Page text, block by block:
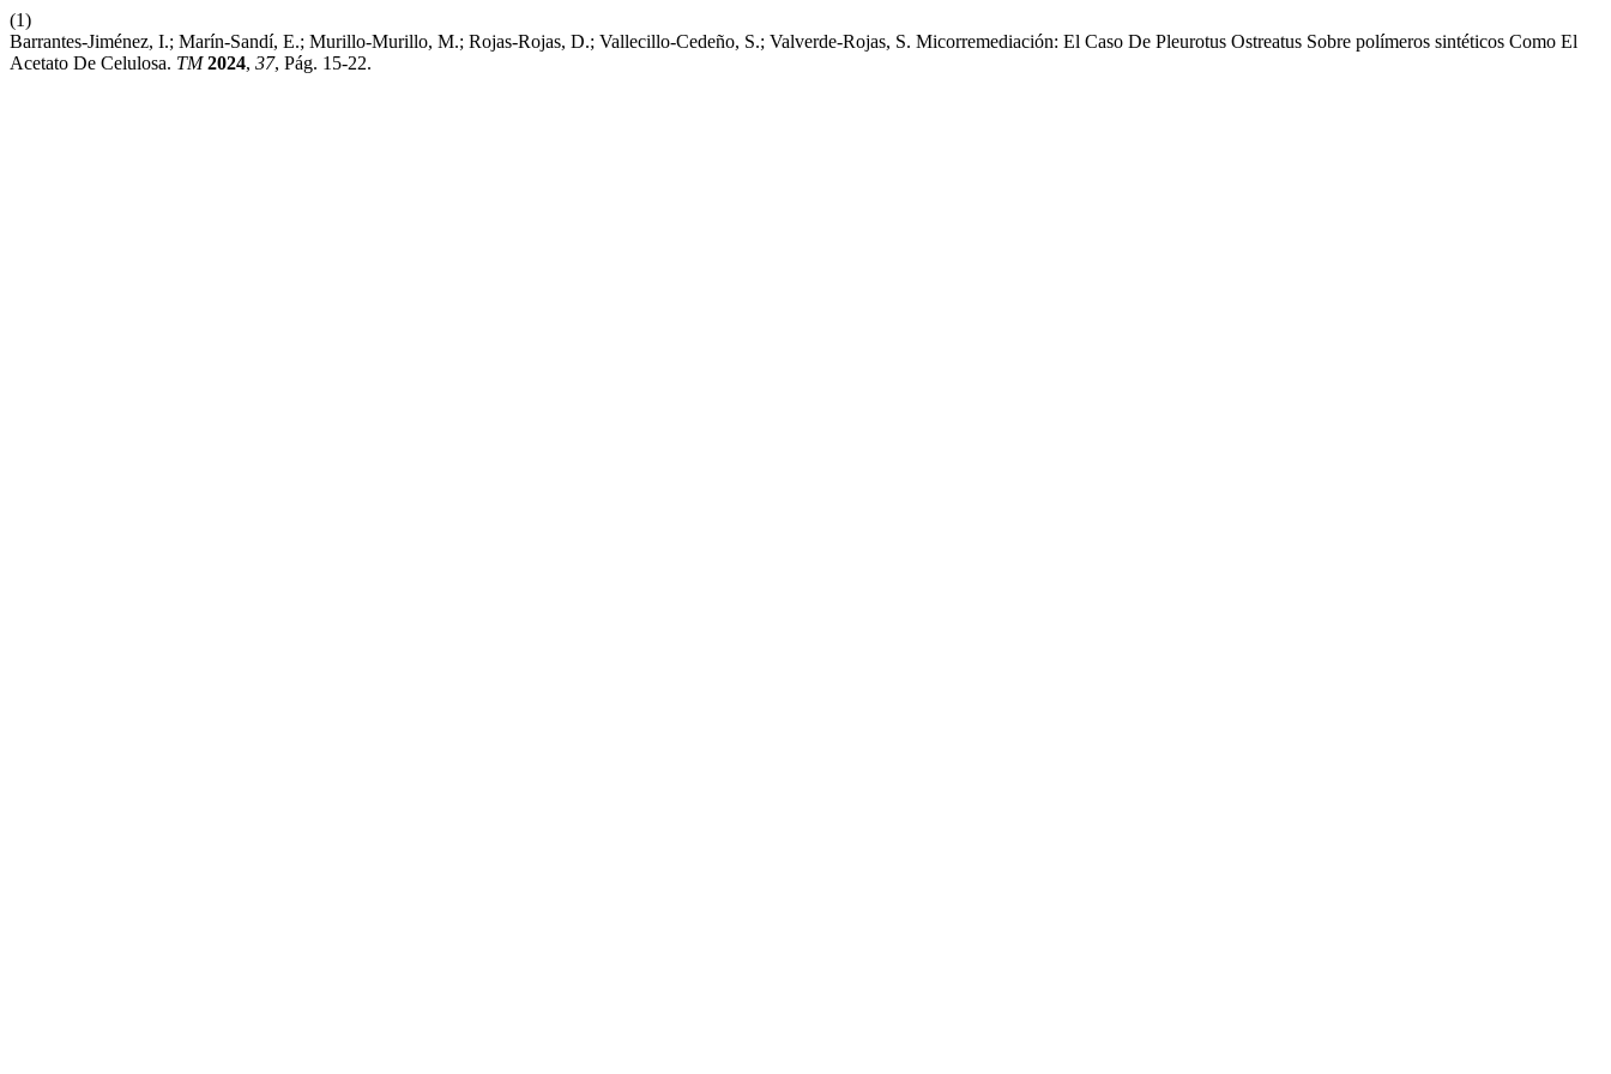
(1)
Barrantes-Jiménez, I.; Marín-Sandí, E.; Murillo-Murillo, M.; Rojas-Rojas, D.; Vallecillo-Cedeño, S.; Valverde-Rojas, S. Micorremediación: El Caso De Pleurotus Ostreatus Sobre polímeros sintéticos Como El
Acetato De Celulosa. TM 2024, 37, Pág. 15-22.